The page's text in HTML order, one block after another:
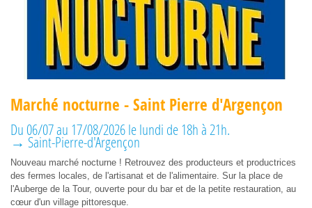
Marché nocturne - Saint Pierre d'Argençon
Du 06/07 au 17/08/2026 le lundi de 18h à 21h.
→ Saint-Pierre-d'Argençon
Nouveau marché nocturne ! Retrouvez des producteurs et productrices
des fermes locales, de l'artisanat et de l'alimentaire. Sur la place de
l'Auberge de la Tour, ouverte pour du bar et de la petite restauration, au
cœur d'un village pittoresque.